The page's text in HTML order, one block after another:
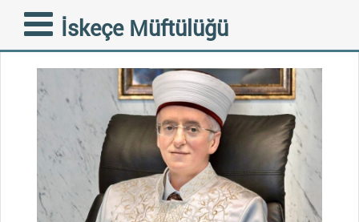
İskeçe Müftülüğü
RAMAZAN BAYRAMI